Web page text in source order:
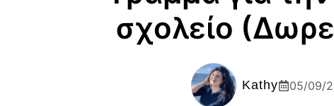
σχολείο
Kathy 05/09/